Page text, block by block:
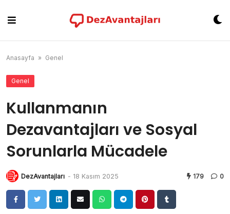
content
Anasayfa » Genel
Genel
Kullanmanın
Dezavantajları ve Sosyal
Sorunlarla Mücadele
DezAvantajları - 18 Kasım 2025 179 0